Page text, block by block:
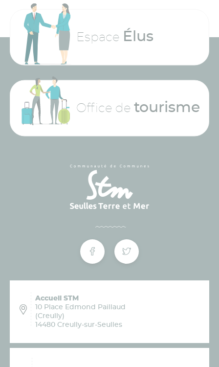
Espace Élus
Office de tourisme
Accueil STM
10 Place Edmond Paillaud
(Creully)
14480 Creully-sur-Seulles